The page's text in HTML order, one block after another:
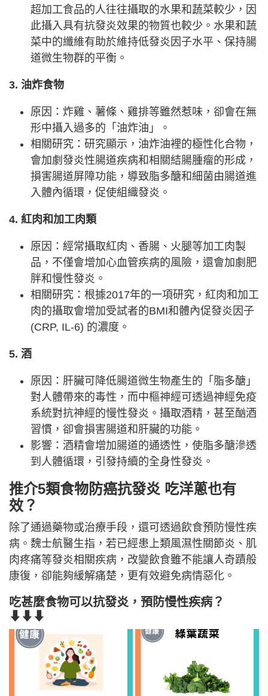
超加工食品的人往往攝取的水果和蔬菜較少，因
此攝入具有抗發炎效果的物質也較少。水果和蔬
菜中的纖維有助於維持低發炎因子水平、保持腸
道微生物群的平衡。
3. 油炸食物
原因：炸雞、薯條、雞排等雖然惹味，卻會在無
形中攝入過多的「油炸油」。
相關研究：研究顯示，油炸油裡的極性化合物，
會加劇發炎性腸道疾病和相關結腸腫瘤的形成，
損害腸道屏障功能，導致脂多醣和細菌由腸道進
入體內循環，促使組織發炎。
4. 紅肉和加工肉類
原因：經常攝取紅肉、香腸、火腿等加工肉製
品，不僅會增加心血管疾病的風險，還會加劇肥
胖和慢性發炎。
相關研究：根據2017年的一項研究，紅肉和加工
肉的攝取會增加受試者的BMI和體內促發炎因子
(CRP, IL-6) 的濃度。
5. 酒
原因：肝臟可降低腸道微生物產生的「脂多醣」
對人體帶來的毒性，而中樞神經可透過神經免疫
系統對抗神經的慢性發炎。攝取酒精，甚至酗酒
習慣，卻會損害腸道和肝臟的功能。
影響：酒精會增加腸道的通透性，使脂多醣滲透
到人體循環，引發持續的全身性發炎。
推介5類食物防癌抗發炎 吃洋蔥也有
效？
除了通過藥物或治療手段，還可透過飲食預防慢性疾
病。魏士航醫生指，若已經患上類風濕性關節炎、肌
肉疼痛等發炎相關疾病，改變飲食雖不能讓人奇蹟般
康復，卻能夠緩解痛楚，更有效避免病情惡化。
吃甚麼食物可以抗發炎，預防慢性疾病？
⬇⬇⬇